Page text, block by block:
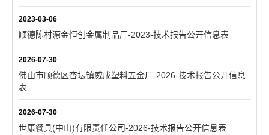
2023-03-06
顺德陈村源金恒创金属制品厂-2023-技术报告公开信息表
2026-07-30
佛山市顺德区杏坛镇威成塑料五金厂-2026-技术报告公开信息
表
2026-07-30
世康餐具(中山)有限责任公司-2026-技术报告公开信息表